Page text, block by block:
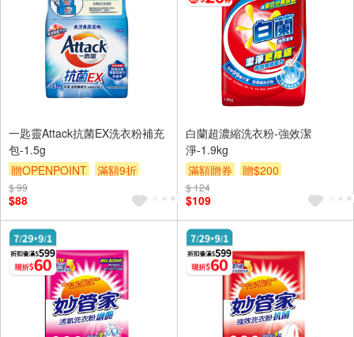
一匙靈Attack抗菌EX洗衣粉補充
包-1.5g
贈OPENPOINT
滿額9折
贈$200
$ 99
$88
白蘭超濃縮洗衣粉-強效潔
淨-1.9kg
滿額贈券
贈$200
$ 124
$109